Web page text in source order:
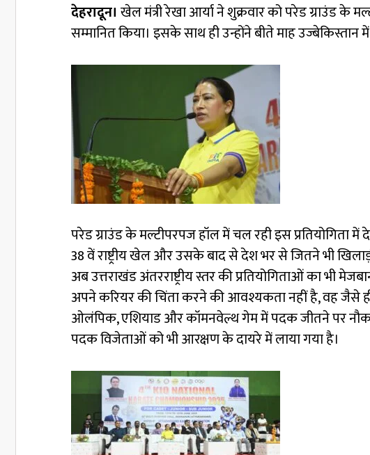
देहरादून। खेल मंत्री रेखा आर्या ने शुक्रवार को परेड
सम्मानित किया। इसके साथ ही उन्होंने बीते माह
परेड ग्राउंड के मल्टीपरपज हॉल में चल रही इस प्रतियोगिता
38 वें राष्ट्रीय खेल और उसके बाद से देश भर से जितने भी
अब उत्तराखंड अंतरराष्ट्रीय स्तर की प्रतियोगिताओं का भी
अपने करियर की चिंता करने की आवश्यकता नहीं है, वह जैसे ही
ओलंपिक, एशियाड और कॉमनवेल्थ गेम में पदक जीतने पर नौकरी
पदक विजेताओं को भी आरक्षण के दायरे में लाया गया है।